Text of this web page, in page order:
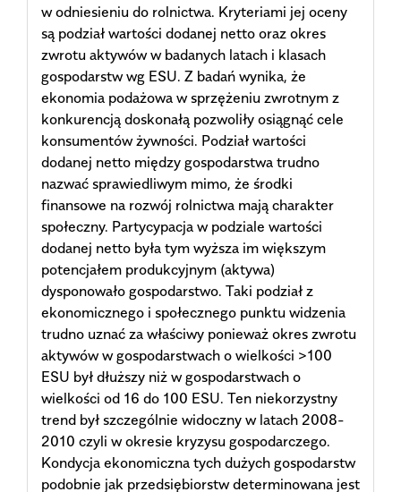
w odniesieniu do rolnictwa. Kryteriami jej oceny
są podział wartości dodanej netto oraz okres
zwrotu aktywów w badanych latach i klasach
gospodarstw wg ESU. Z badań wynika, że
ekonomia podażowa w sprzężeniu zwrotnym z
konkurencją doskonałą pozwoliły osiągnąć cele
konsumentów żywności. Podział wartości
dodanej netto między gospodarstwa trudno
nazwać sprawiedliwym mimo, że środki
finansowe na rozwój rolnictwa mają charakter
społeczny. Partycypacja w podziale wartości
dodanej netto była tym wyższa im większym
potencjałem produkcyjnym (aktywa)
dysponowało gospodarstwo. Taki podział z
ekonomicznego i społecznego punktu widzenia
trudno uznać za właściwy ponieważ okres zwrotu
aktywów w gospodarstwach o wielkości >100
ESU był dłuższy niż w gospodarstwach o
wielkości od 16 do 100 ESU. Ten niekorzystny
trend był szczególnie widoczny w latach 2008-
2010 czyli w okresie kryzysu gospodarczego.
Kondycja ekonomiczna tych dużych gospodarstw
podobnie jak przedsiębiorstw determinowana jest